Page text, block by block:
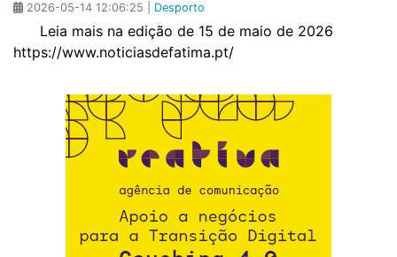
2026-05-14 12:06:25 | Desporto
Leia mais na edição de 15 de maio de 2026
https://www.noticiasdefatima.pt/